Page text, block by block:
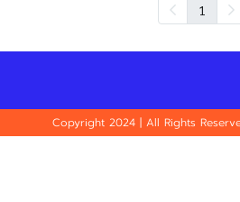
1
Copyright 2024 | All Rights